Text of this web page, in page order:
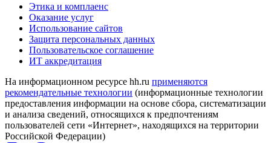
Этика и комплаенс
Оказание услуг
Использование сайтов
Защита персональных данных
Пользовательское соглашение
ИТ аккредитация
На информационном ресурсе hh.ru применяются
рекомендательные технологии (информационные технологии
предоставления информации на основе сбора, систематизации
и анализа сведений, относящихся к предпочтениям
пользователей сети «Интернет», находящихся на территории
Российской Федерации)